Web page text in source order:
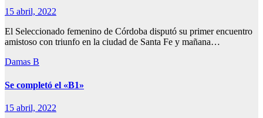
15 abril, 2022
El Seleccionado femenino de Córdoba disputó su primer encuentro
amistoso con triunfo en la ciudad de Santa Fe y mañana…
Damas B
Se completó el «B1»
15 abril, 2022